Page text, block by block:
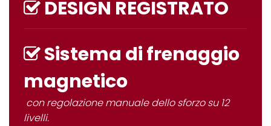
DESIGN REGISTRATO
Sistema di frenaggio
magnetico
con regolazione manuale dello sforzo su 12
livelli.